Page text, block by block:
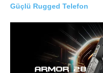
Güçlü Rugged Telefon